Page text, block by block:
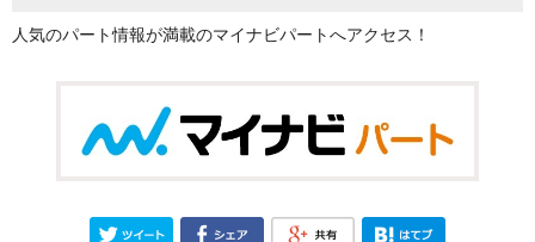
人気のパート情報が満載のマイナビパートへアクセス！